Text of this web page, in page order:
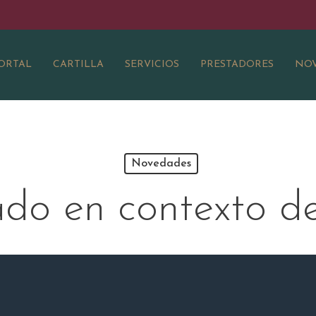
CARTILLA SERVICIOS PRESTADORES
Novedades
en contexto